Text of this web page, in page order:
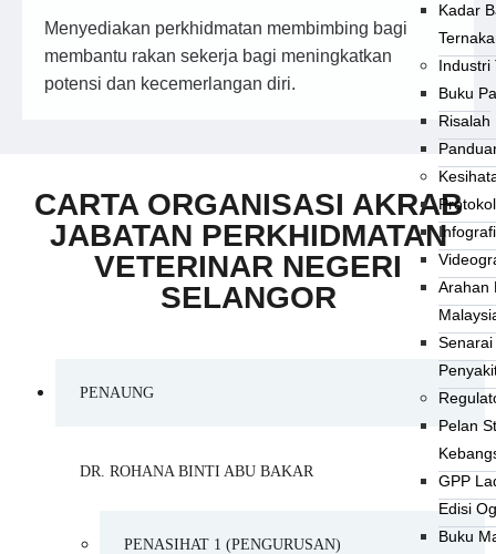
Kadar
Industri
Buku
Risalah
Arahan
Pelan
GPP
Edisi
Buku
Menyediakan perkhidmatan membimbing bagi
membantu rakan sekerja bagi meningkatkan
potensi dan kecemerlangan diri.
CARTA ORGANISASI AKRAB
JABATAN PERKHIDMATAN
VETERINAR NEGERI
SELANGOR
PENAUNG
DR. ROHANA BINTI ABU BAKAR
PENASIHAT 1 (PENGURUSAN)